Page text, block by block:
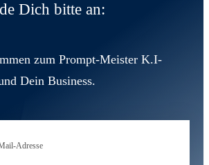
Dich bitte an:
zum Prompt-Meister K.I-
Dein Business.
Adresse